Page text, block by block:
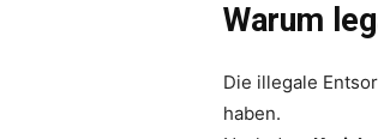
Warum
Die illegale
haben.